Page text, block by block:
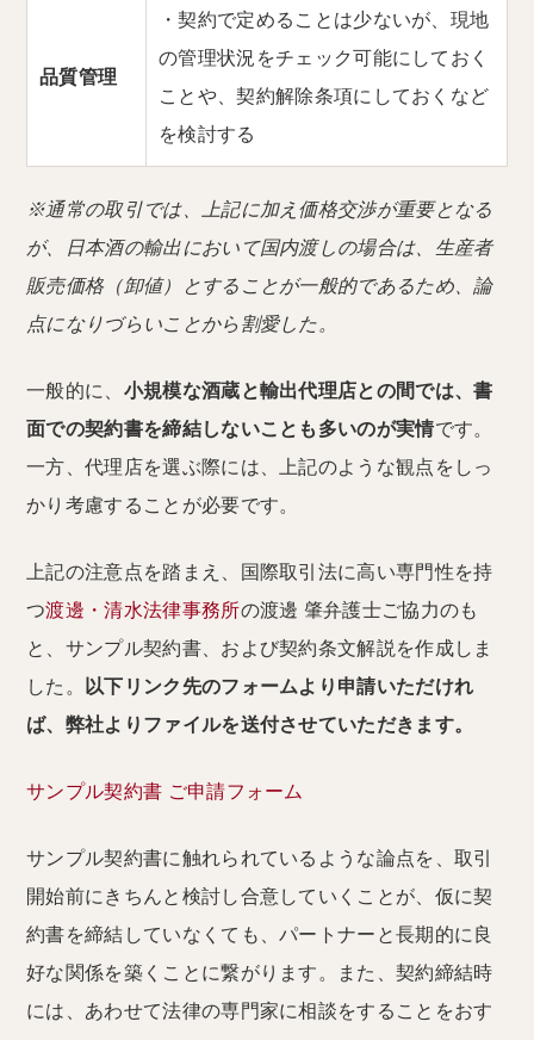
品質管理
・契約で定めることは少ないが、現地
の管理状況をチェック可能にしておく
ことや、契約解除条項にしておくなど
を検討する
※通常の取引では、上記に加え価格交渉が重要となる
が、日本酒の輸出において国内渡しの場合は、生産者
販売価格（卸値）とすることが一般的であるため、論
点になりづらいことから割愛した。
一般的に、 小規模な酒蔵と輸出代理店との間では、書
面での契約書を締結しないことも多いのが実情です。
一方、代理店を選ぶ際には、上記のような観点をしっ
かり考慮することが必要です。
上記の注意点を踏まえ、国際取引法に高い専門性を持
つ渡邊・清水法律事務所の渡邊 肇弁護士ご協力のも
と、サンプル契約書、および契約条文解説を作成しま
した。 以下リンク先のフォームより申請いただけれ
ば、弊社よりファイルを送付させていただきます。
サンプル契約書 ご申請フォーム
サンプル契約書に触れられているような論点を、取引
開始前にきちんと検討し合意していくことが、仮に契
約書を締結していなくても、パートナーと長期的に良
好な関係を築くことに繋がります。また、契約締結時
には、あわせて法律の専門家に相談をすることをおす